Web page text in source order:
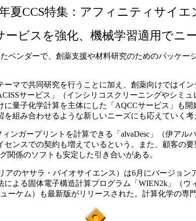
夏CCS特集：アフィニティサイエ
ービスを強化、機械学習適用でニ
ベンダーで、創薬支援や材料研究のためのパッケ
マで共同研究を行うことに加え、創薬向けではイ
サービス」（インシリコスクリーニングやシミ
量子化学計算を主体にした「AQCCサービス」も
組み合わせるような新しいニーズにも応えていく考
ンガープリントを計算できる「alvaDesc」（伊アル
ンスでの契約も増えているという。また、顧客の
関係のソフトも安定した引き合いがある。
のヤサラ・バイオサイエンス）は6月にバージョ
よる固体電子構造計算プログラム「WIEN2k」（
ーケム）も最新版がリリースされた。計算化学の専